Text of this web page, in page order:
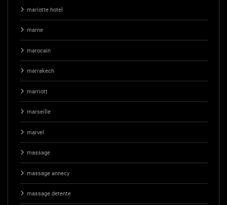
mariotte hotel
marne
marocain
marrakech
marriott
marseille
marvel
massage
massage annecy
massage detente